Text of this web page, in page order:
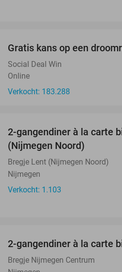
Gratis kans op een
Social Deal Win
Online
Verkocht: 183.288
2-gangendiner à la carte
(Nijmegen Noord)
Bregje Lent (Nijmegen Noord)
Nijmegen
Verkocht: 1.103
2-gangendiner à la carte
Bregje Nijmegen Centrum